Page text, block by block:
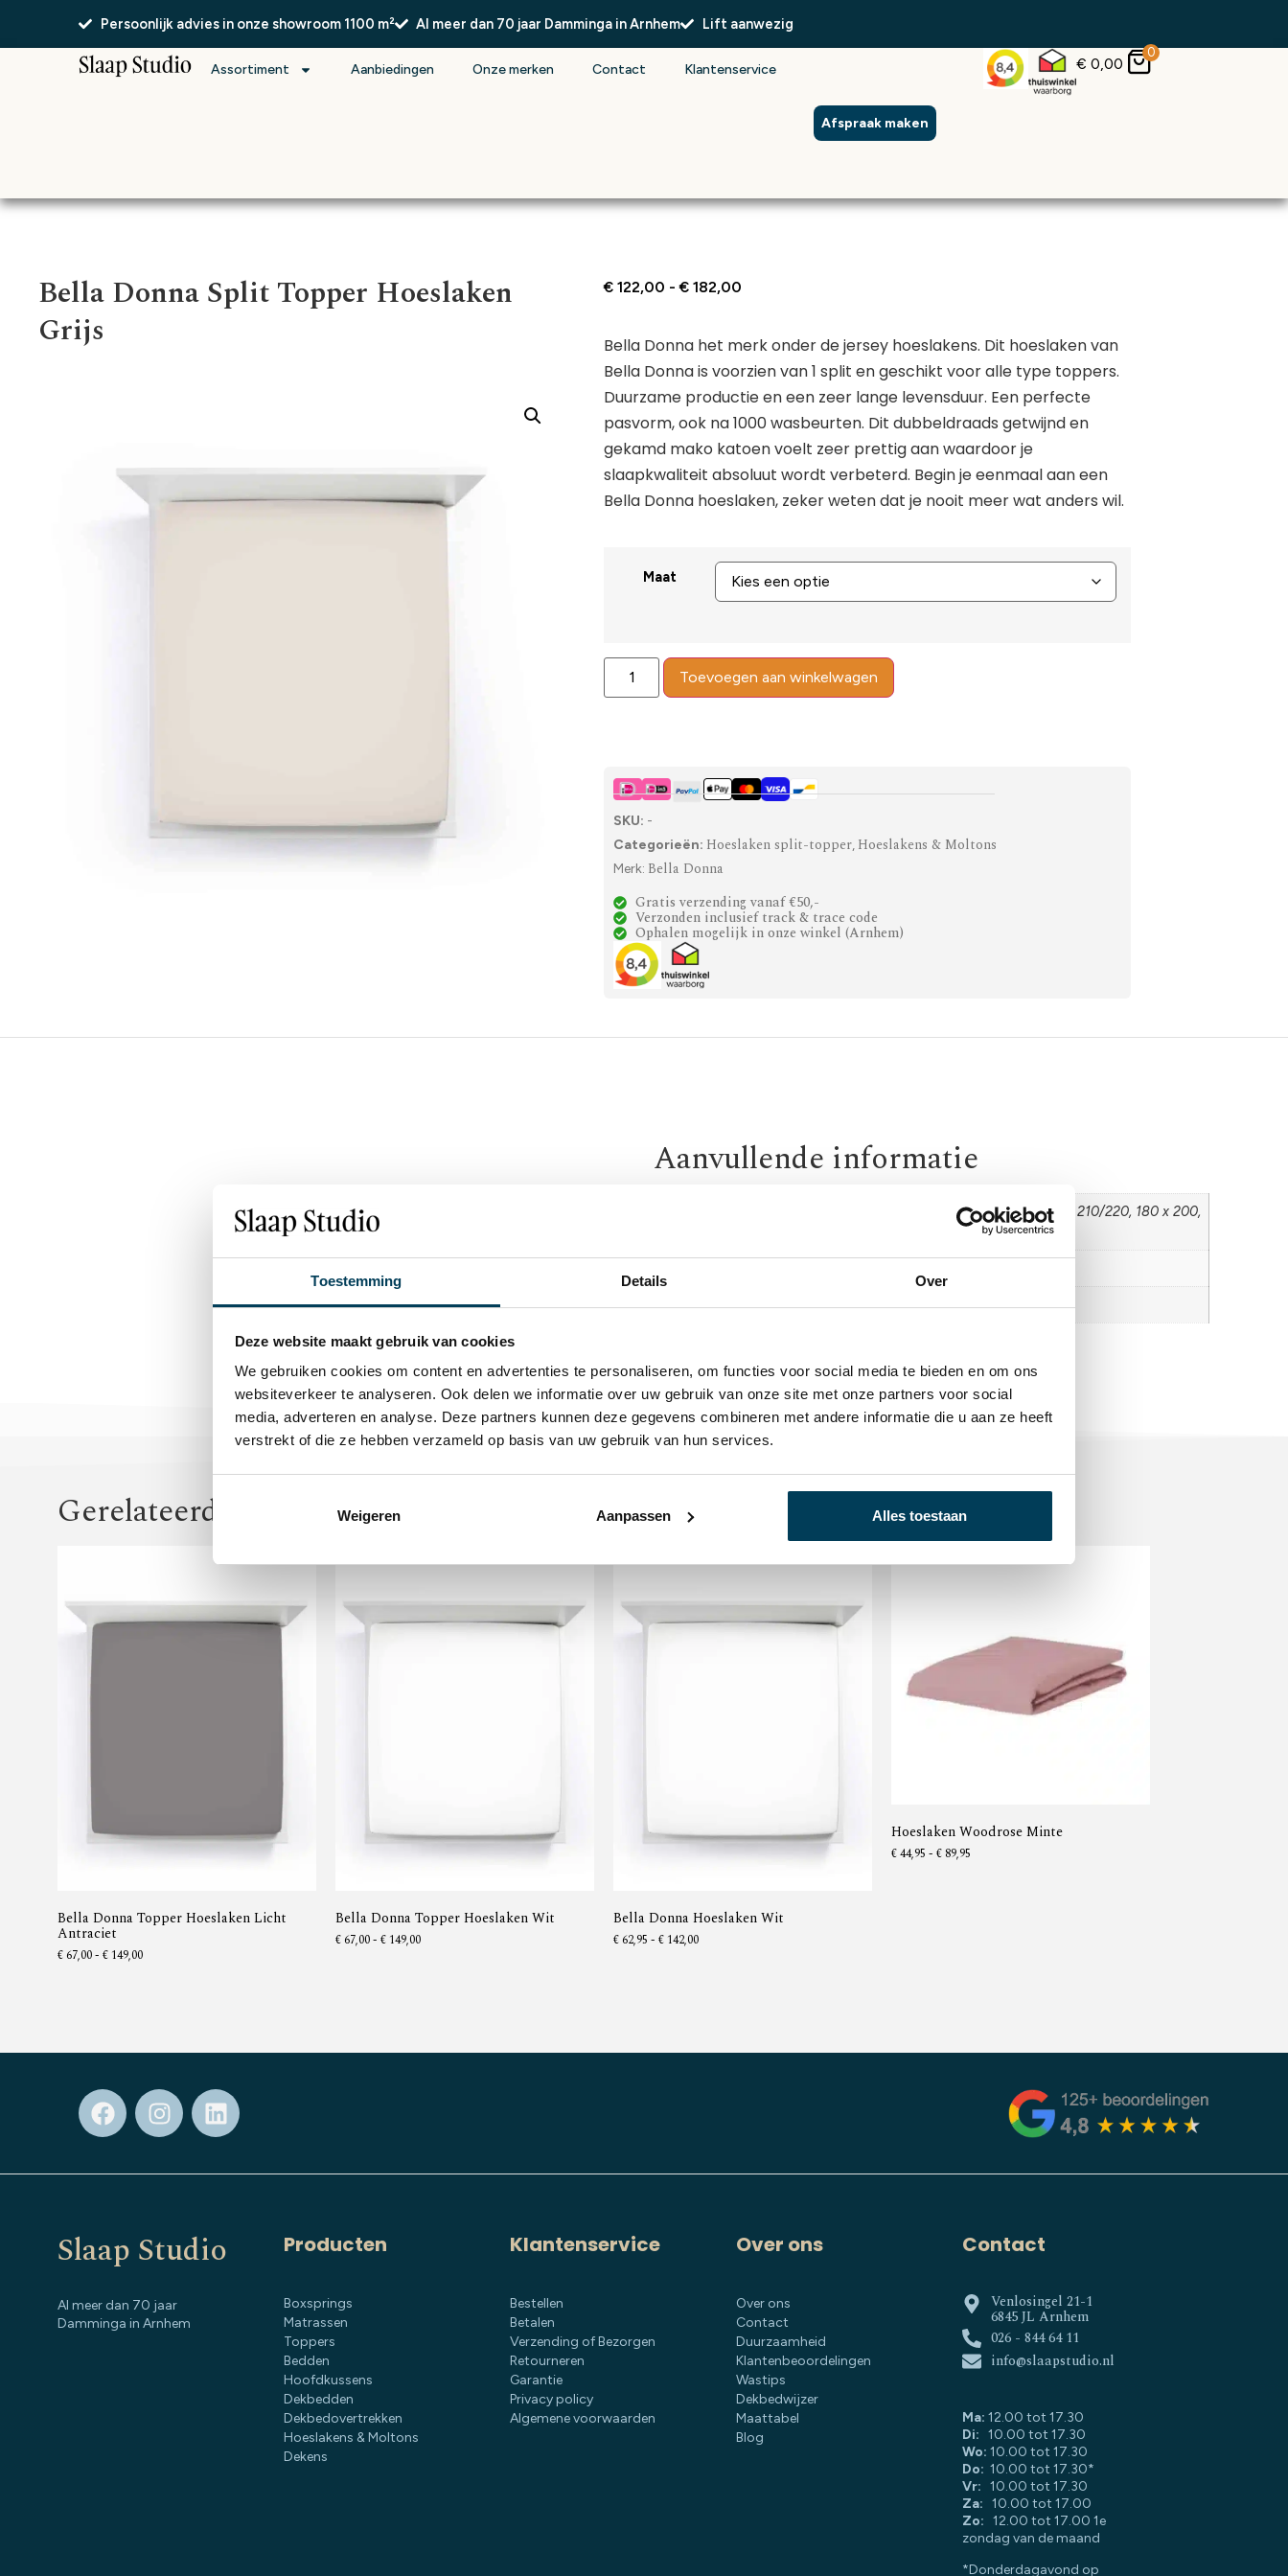
Toestemming Details Over
Deze website maakt gebruik van cookies
We gebruiken cookies om content en advertenties te personaliseren, om functies voor social media te bieden en om ons
websiteverkeer te analyseren. Ook delen we informatie over uw gebruik van onze site met onze partners voor social
media, adverteren en analyse. Deze partners kunnen deze gegevens combineren met andere informatie die u aan ze heeft
verstrekt of die ze hebben verzameld op basis van uw gebruik van hun services.
Weigeren Aanpassen Alles toestaan
Persoonlijk advies in onze showroom 1100 m² Al meer dan 70 jaar Damminga in Arnhem Lift aanwezig
Assortiment Aanbiedingen Onze merken Contact Klantenservice
Afspraak maken
€ 0,00
0
Bella Donna Split Topper Hoeslaken
Grijs
€ 122,00 - € 182,00
Bella Donna het merk onder de jersey hoeslakens. Dit hoeslaken van
Bella Donna is voorzien van 1 split en geschikt voor alle type toppers.
Duurzame productie en een zeer lange levensduur. Een perfecte
pasvorm, ook na 1000 wasbeurten. Dit dubbeldraads getwijnd en
gekamd mako katoen voelt zeer prettig aan waardoor je
slaapkwaliteit absoluut wordt verbeterd. Begin je eenmaal aan een
Bella Donna hoeslaken, zeker weten dat je nooit meer wat anders wil.
Maat
Toevoegen aan winkelwagen
SKU: -
Categorieën: Hoeslaken split-topper, Hoeslakens & Moltons
Merk: Bella Donna
Gratis verzending vanaf €50,-
Verzonden inclusief track & trace code
Ophalen mogelijk in onze winkel (Arnhem)
Aanvullende informatie
140 x 200, 140 x 210/220, 160 x 200, 160 x 210/220, 180 x 200,
180 x 210/220, 200 x 200, 200 x 210/220
Kleur Grijs
Gerelateerde producten
Bella Donna Topper Hoeslaken Licht
Antraciet
€ 67,00- €149,00
Bella Donna Topper Hoeslaken Wit
€ 67,00- €149,00
Bella Donna Hoeslaken Wit
€ 62,95 - €142,00
Hoeslaken Woodrose Minte
€44,95 - € 89,95
Slaap Studio
Al meer dan 70 jaar
Damminga in Arnhem
Producten
Boxsprings
Matrassen
Toppers
Bedden
Hoofdkussens
Dekbedden
Dekbedovertrekken
Hoeslakens & Moltons
Dekens
Klantenservice
Bestellen
Betalen
Verzending of Bezorgen
Retourneren
Garantie
Privacy policy
Algemene voorwaarden
Over ons
Over ons
Contact
Duurzaamheid
Klantenbeoordelingen
Wastips
Dekbedwijzer
Maattabel
Blog
Contact
Venlosingel 21-1
6845 JL Arnhem
026 - 844 64 11
info@slaapstudio.nl
Ma: 12.00 tot 17.30
Di: 10.00 tot 17.30
Wo: 10.00 tot 17.30
Do: 10.00 tot 17.30*
Vr: 10.00 tot 17.30
Za: 10.00 tot 17.00
Zo: 12.00 tot 17.00 1e
zondag van de maand
*Donderdagavond op